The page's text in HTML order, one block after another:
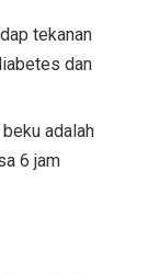
tekanan
dan
adalah
6 jam